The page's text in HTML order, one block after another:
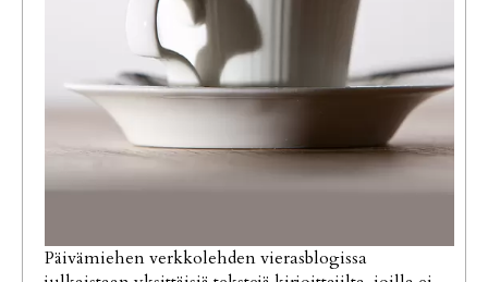
Päivämiehen verkkolehden vierasblogissa